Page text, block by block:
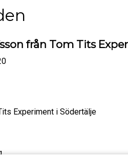
från Tom Tits
Experiment i Södertälje